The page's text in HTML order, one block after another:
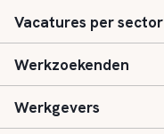
Vacatures per sector
Basisonderwijs
Speciaal (basis) onderwijs
Werkzoekenden
Aanmelden
Werkgevers